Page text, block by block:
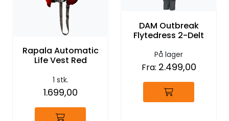
Rapala Automatic
Life Vest Red
1 stk.
1.699,00
DAM Outbreak
Flytedress 2-Delt
På lager
Fra: 2.499,00